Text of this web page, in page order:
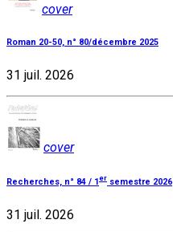
cover
Roman 20-50, n° 80/décembre 2025
31 juil. 2026
cover
Recherches, n° 84 / 1 er semestre 2026
31 juil. 2026